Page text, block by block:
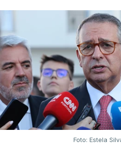
Foto: Estela